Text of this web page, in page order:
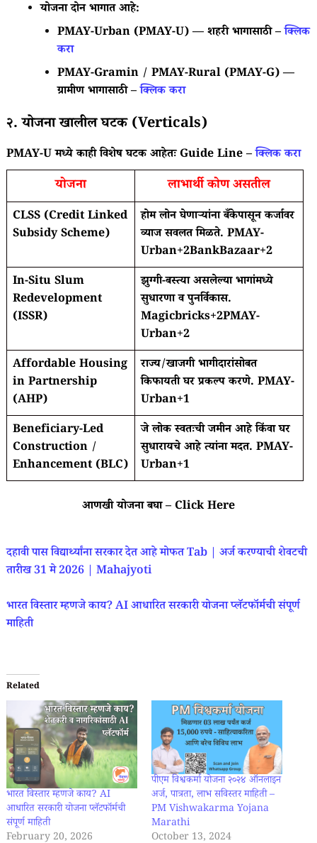
योजना दोन भागात आहे:
PMAY-Urban (PMAY-U) — शहरी भागासाठी –क्लिक
करा
PMAY-Gramin / PMAY-Rural (PMAY-G) —
ग्रामीण भागासाठी –क्लिक करा
२. योजना खालील घटक (Verticals)
PMAY-U मध्ये काही विशेष घटक आहेतःGuide Line –क्लिक करा
योजना लाभार्थी कोण असतील
CLSS (Credit Linked
Subsidy Scheme)
होम लोन घेणार्‍यांना बँकेपासून कर्जावर
व्याज सवलत मिळते.PMAY-
Urban+2BankBazaar+2
In-Situ Slum
Redevelopment
(ISSR)
झुग्गी-बस्त्या असलेल्या भागांमध्ये
सुधारणा व पुनर्विकास.
Magicbricks+2PMAY-
Urban+2
Affordable Housing
in Partnership
(AHP)
राज्य/खाजगी भागीदारांसोबत
किफायती घर प्रकल्प करणे.PMAY-
Urban+1
Beneficiary-Led
Construction /
Enhancement (BLC)
जे लोक स्वतःची जमीन आहे किंवा घर
सुधारायचे आहे त्यांना मदत.PMAY-
Urban+1
आणखी योजना बघा – Click Here
दहावी पास विद्यार्थ्यांना सरकार देत आहे मोफत Tab | अर्ज करण्याची शेवटची
तारीख 31 मे 2026 | Mahajyoti
भारत विस्तार म्हणजे काय? AI आधारित सरकारी योजना प्लॅटफॉर्मची संपूर्ण
माहिती
Related
भारत विस्तार म्हणजे काय? AI
आधारित सरकारी योजना प्लॅटफॉर्मची
संपूर्ण माहिती
February 20, 2026
पीएम विश्वकर्मा योजना २०२४ ऑनलाइन
अर्ज, पात्रता, लाभ सविस्तर माहिती –
PM Vishwakarma Yojana
Marathi
October 13, 2024